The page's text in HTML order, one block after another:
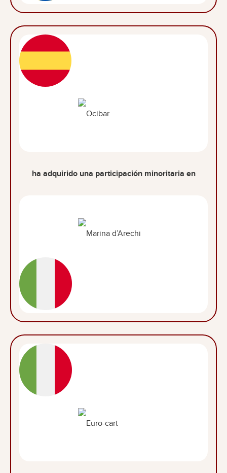
ha adquirido una participación minoritaria en